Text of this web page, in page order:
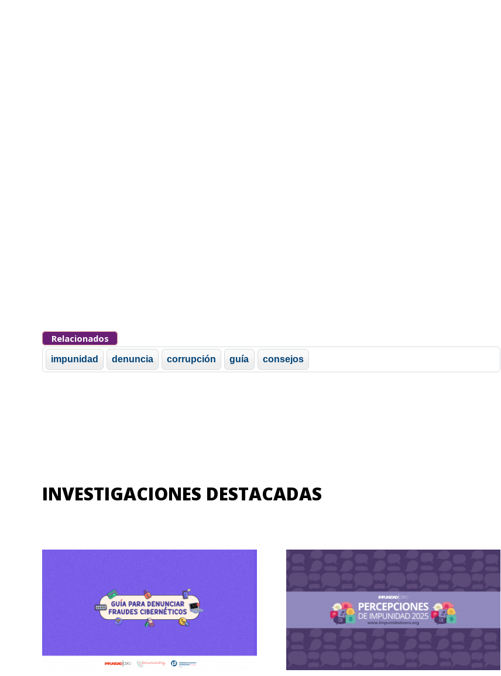
Relacionados
impunidad denuncia corrupción guía consejos
INVESTIGACIONES DESTACADAS